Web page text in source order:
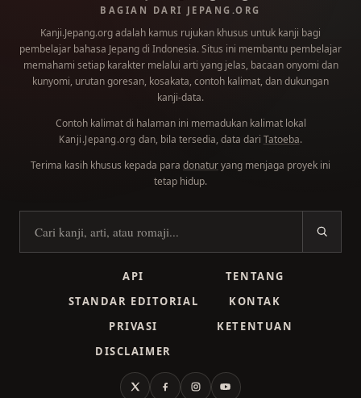
BAGIAN DARI JEPANG.ORG
Kanji.Jepang.org adalah kamus rujukan khusus untuk kanji bagi
pembelajar bahasa Jepang di Indonesia. Situs ini membantu pembelajar
memahami setiap karakter melalui arti yang jelas, bacaan onyomi dan
kunyomi, urutan goresan, kosakata, contoh kalimat, dan dukungan
kanji-data.
Contoh kalimat di halaman ini memadukan kalimat lokal
Kanji.Jepang.org dan, bila tersedia, data dari Tatoeba.
Terima kasih khusus kepada para donaturyang menjaga proyek ini
tetap hidup.
Cari kanji
API
TENTANG
STANDAR EDITORIAL
KONTAK
PRIVASI
KETENTUAN
DISCLAIMER